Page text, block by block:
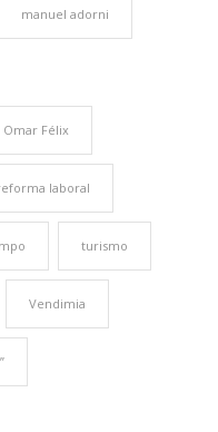
manuel adorni
Omar Félix
laboral
turismo
Vendimia